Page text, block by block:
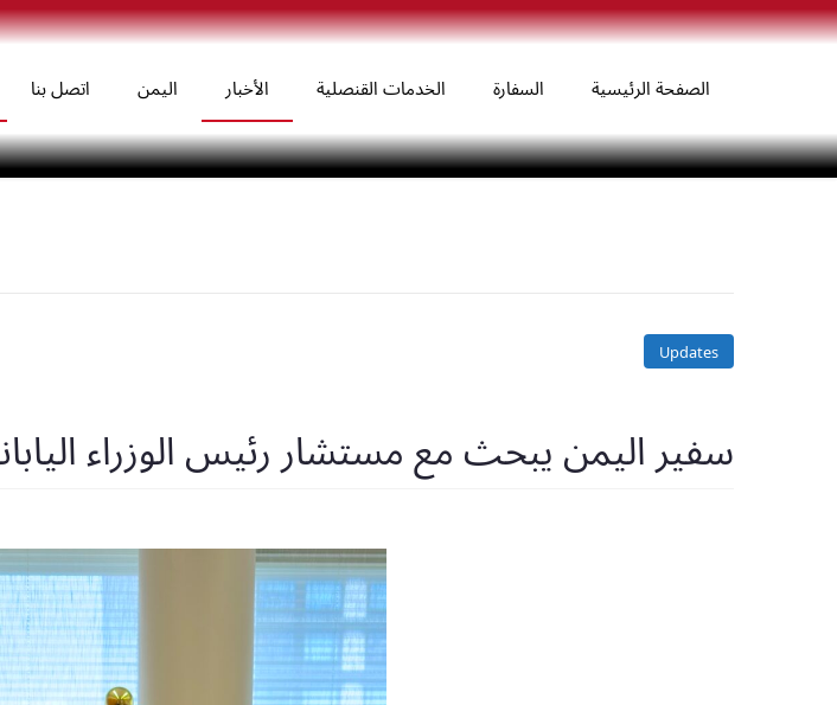
الصفحة الرئيسية السفارة الخدمات القنصلية الأخبار اليمن اتصل بنا
Updates
سفير اليمن يبحث مع مستشار رئيس الوزراء